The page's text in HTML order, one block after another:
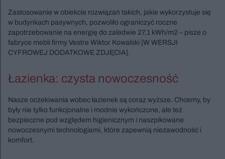
Zastosowanie w obiekcie rozwiązań takich, jakie wykorzystuje się
w budynkach pasywnych, pozwoliło ograniczyć roczne
zapotrzebowanie na energię do zaledwie 27,1 kWh/m2 – pisze o
fabryce mebli firmy Vestre Wiktor Kowalski [W WERSJI
CYFROWEJ DODATKOWE ZDJĘCIA].
Łazienka: czysta nowoczesność
Nasze oczekiwania wobec łazienek są coraz wyższe. Chcemy, by
były nie tylko funkcjonalne i modnie wykończone, ale też
bezpieczne pod względem higienicznym i naszpikowane
nowoczesnymi technologiami, które zapewnią niezawodność i
komfort.